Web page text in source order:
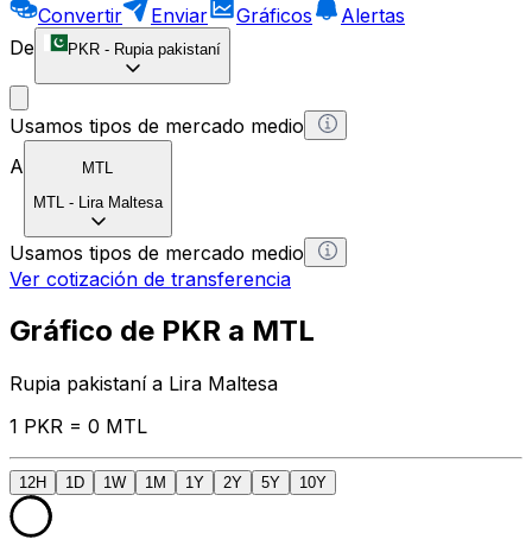
Convertir Enviar Gráficos
Alertas
De
PKR - Rupia pakistaní
Usamos tipos de mercado medio
A
MTL
MTL - Lira Maltesa
Usamos tipos de mercado medio
Ver cotización de transferencia
Gráfico de PKR a MTL
Rupia pakistaní a Lira Maltesa
1 PKR = 0 MTL
12H 1D 1W 1M 1Y 2Y 5Y 10Y